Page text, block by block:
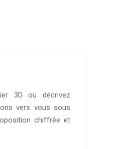
3D ou décrivez
vers vous sous
chiffrée et